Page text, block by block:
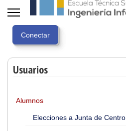
Usuarios
Alumnos
Elecciones a Junta de Centro